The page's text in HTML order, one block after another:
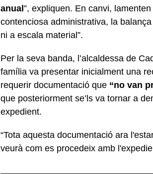
anual”, expliquen. En canvi,
contenciosa administrativa, la
ni a escala material”.
Per la seva banda, l’alcaldessa de
família va presentar inicialment una
requerir documentació que “no van
que posteriorment se’ls va tornar a
expedient.
“Tota aquesta documentació ara
veurà com es procedeix amb